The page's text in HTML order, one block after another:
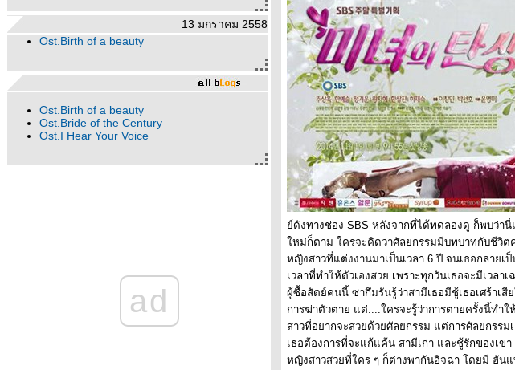
13 มกราคม 2558
Ost.Birth of a beauty
Ost.Birth of a beauty
Ost.Bride of the Century
Ost.I Hear Your Voice
ad
ดังทางช่อง SBS หลังจากที่ได้ทดลองดู ก็พบว่า
หม่ก็ตาม ใครจะคิดว่าศัลยกรรมมีบทบาทกับชีวิตค
หญิงสาวที่แต่งงานมาเป็นเวลา 6 ปี จนเธอกลาย
เวลาที่ทำให้ตัวเองสวย เพราะทุกวันเธอจะมีเวล
ผู้ซื้อสัตย์คนนี้ ซากึมรันรู้ว่าสามีเธอมีชู้เธอเศร้าเ
การฆ่าตัวตาย แต่....ใครจะรู้ว่าการตายครั้งนี้ทำ
สาวที่อยากจะสวยด้วยศัลยกรรม แต่การศัลยกรร
เธอต้องการที่จะแก้แค้น สามีเก่า และชู้รักของเข
หญิงสาวสวยที่ใคร ๆ ก็ต่างพากันอิจฉา โดยมี ฮัน